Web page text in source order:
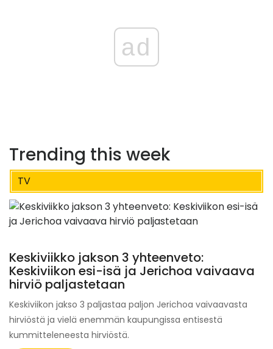
ad
Trending this week
TV
Keskiviikko jakson 3 yhteenveto:
Keskiviikon esi-isä ja Jerichoa vaivaava
hirviö paljastetaan
Keskiviikon jakso 3 paljastaa paljon Jerichoa vaivaavasta
hirviöstä ja vielä enemmän kaupungissa entisestä
kummitteleneesta hirviöstä.